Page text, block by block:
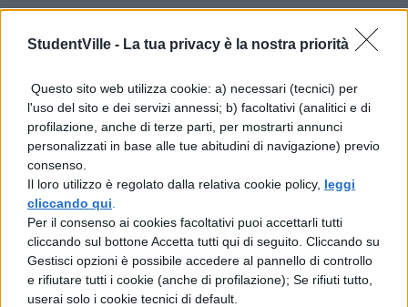
StudentVille - La tua privacy è la nostra priorità
Questo sito web utilizza cookie: a) necessari (tecnici) per
l'uso del sito e dei servizi annessi; b) facoltativi (analitici e di
profilazione, anche di terze parti, per mostrarti annunci
personalizzati in base alle tue abitudini di navigazione) previo
consenso.
Il loro utilizzo è regolato dalla relativa cookie policy, leggi
cliccando qui
Per il consenso ai cookies facoltativi puoi accettarli tutti
cliccando sul bottone Accetta tutti qui di seguito. Cliccando su
Gestisci opzioni è possibile accedere al pannello di controllo
e rifiutare tutti i cookie (anche di profilazione); Se rifiuti tutto,
userai solo i cookie tecnici di default.
500 euro ai diciottenni.
(Twitter)